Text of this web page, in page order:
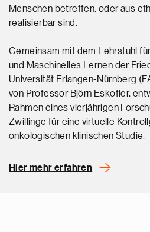
Menschen betreffen, oder aus
realisierbar sind.
Gemeinsam mit dem Lehrstuhl
und Maschinelles Lernen der
Universität Erlangen-Nürnberg
von Professor Björn Eskofier,
Rahmen eines vierjährigen
Zwillinge für eine virtuelle
onkologischen klinischen Studie.
Hier mehr erfahren